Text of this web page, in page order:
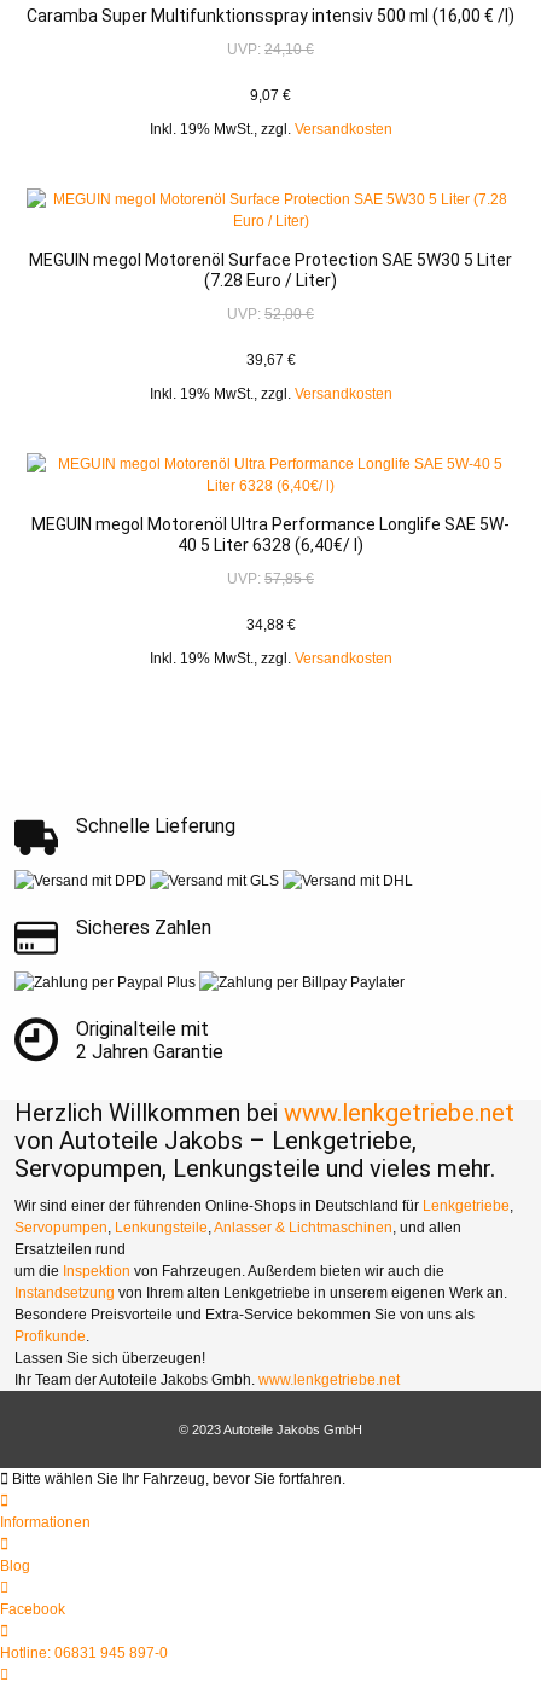
Caramba Super Multifunktionsspray intensiv 500 ml (16,00 € /l)
UVP: 24,10 €
9,07 €
Inkl. 19% MwSt., zzgl. Versandkosten
MEGUIN megol Motorenöl Surface Protection SAE 5W30 5 Liter
(7.28 Euro / Liter)
UVP: 52,00 €
39,67 €
Inkl. 19% MwSt., zzgl. Versandkosten
MEGUIN megol Motorenöl Ultra Performance Longlife SAE 5W-
40 5 Liter 6328 (6,40€/ l)
UVP: 57,85 €
34,88 €
Inkl. 19% MwSt., zzgl. Versandkosten
Schnelle Lieferung
Sicheres Zahlen
Originalteile mit
2 Jahren Garantie
Herzlich Willkommen bei www.lenkgetriebe.net
von Autoteile Jakobs – Lenkgetriebe,
Servopumpen, Lenkungsteile und vieles mehr.
Wir sind einer der führenden Online-Shops in Deutschland für Lenkgetriebe,
Servopumpen, Lenkungsteile,Anlasser & Lichtmaschinen, und allen
Ersatzteilen rund
um die Inspektion von Fahrzeugen. Außerdem bieten wir auch die
Instandsetzung von Ihrem alten Lenkgetriebe in unserem eigenen Werk an.
Besondere Preisvorteile und Extra-Service bekommen Sie von uns als
Profikunde.
Lassen Sie sich überzeugen!
Ihr Team der Autoteile Jakobs Gmbh. www.lenkgetriebe.net
© 2023 Autoteile Jakobs GmbH
Bitte wählen Sie Ihr Fahrzeug, bevor Sie fortfahren.
Informationen
Blog
Facebook
Hotline: 06831 945 897-0